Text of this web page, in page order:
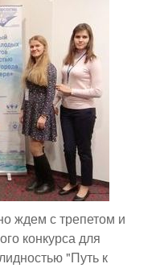
ждем с трепетом и
конкурса для
"Путь к